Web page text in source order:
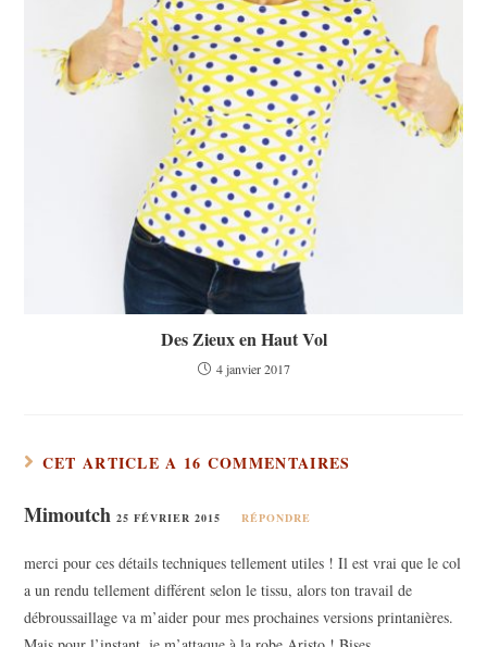
Des Zieux en Haut Vol
4 janvier 2017
CET ARTICLE A 16 COMMENTAIRES
Mimoutch 25 FÉVRIER 2015 RÉPONDRE
merci pour ces détails techniques tellement utiles ! Il est vrai que le col
a un rendu tellement différent selon le tissu, alors ton travail de
débroussaillage va m’aider pour mes prochaines versions printanières.